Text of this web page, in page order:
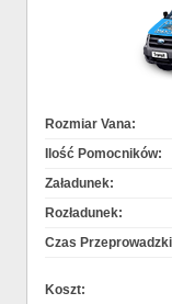
Rozmiar Vana:
Ilość Pomocników:
Załadunek:
Rozładunek:
Czas Przeprowadzki
Koszt: